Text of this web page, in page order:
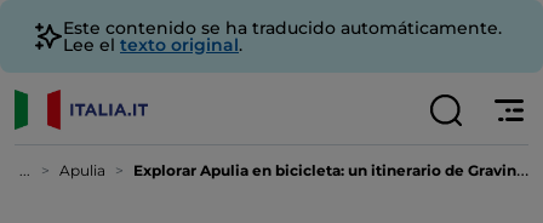
Este contenido se ha traducido automáticamente.
Lee el texto original.
... Apulia Explorar Apulia en bicicleta: un itinerario de Gravina a Ginosa